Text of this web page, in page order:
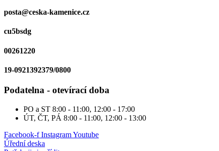
posta@ceska-kamenice.cz
cu5bsdg
00261220
19-0921392379/0800
Podatelna - otevírací doba
PO a ST 8:00 - 11:00, 12:00 - 17:00
ÚT, ČT, PÁ 8:00 - 11:00, 12:00 - 13:00
Facebook-f InstagramYoutube
Úřední deska